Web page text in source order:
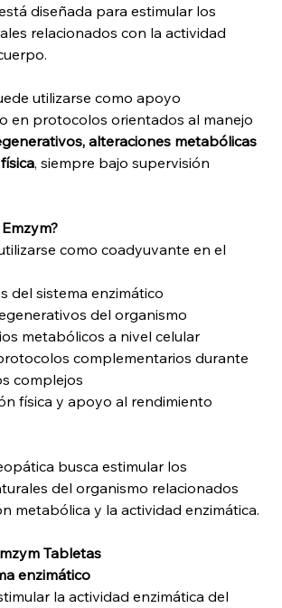
diseñada para estimular los
relacionados con la actividad
utilizarse como apoyo
en protocolos orientados al manejo
alteraciones metabólicas
, siempre bajo supervisión
como coadyuvante en el
del sistema enzimático
del organismo
metabólicos a nivel celular
complementarios durante
complejos
física y apoyo al rendimiento
busca estimular los
del organismo relacionados
metabólica y la actividad enzimática.
Tabletas
enzimático
la actividad enzimática del